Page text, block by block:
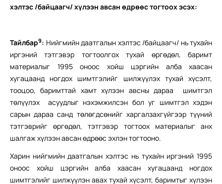
хэлтэс /байцаагч/ хүлээн авсан өдрөөс тогтоох эсэх:
Тайлбар9: Нийгмийн даатгалын хэлтэс /байцаагч/ нь тухайн
иргэний тэтгэвэр тогтоолгох тухай өргөдөл, баримт
материалыг 1995 оноос хойш цэргийн алба хаасан
хугацаанд ногдох шимтгэлийг шилжүүлэх тухай хүсэлт,
тооцоо, баримттай хамт хүлээн авсны дараа шимтгэл
төлүүлэх асуудлыг нэхэмжилсэн бол уг шимтгэл хэдэн
сарын дараа санд төлөгдсөнийг харгалзахгүйгээр түүний
тэтгэврийг өргөдөл, тэтгэвэр тогтоох материалыг анх
шалгаж хүлээн авсан өдрөөс эхлэн тогтооно.
Харин нийгмийн даатгалын хэлтэс нь тухайн иргэний 1995
оноос хойш цэргийн алба хаасан хугацаанд ногдох
шимтгэлийг шилжүүлэн авах тухай хүсэлт, баримтыг хүлээн